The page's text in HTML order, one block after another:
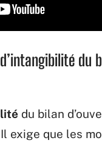
du bilan
exige que les